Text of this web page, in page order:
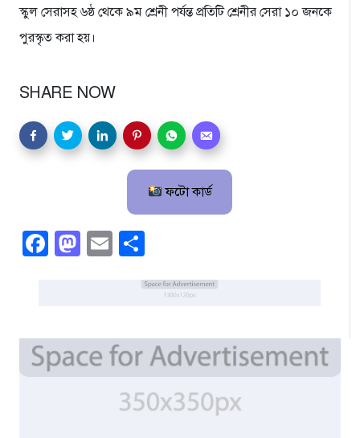
স্কুল সেরাসহ ৬ষ্ঠ থেকে ৯ম শ্রেনী পর্যন্ত প্রতিটি শ্রেনীর সেরা ১০ জনকে
পুরস্কৃত করা হয়।
SHARE NOW
ফটো কার্ড
Facebook
Mastodon
Email